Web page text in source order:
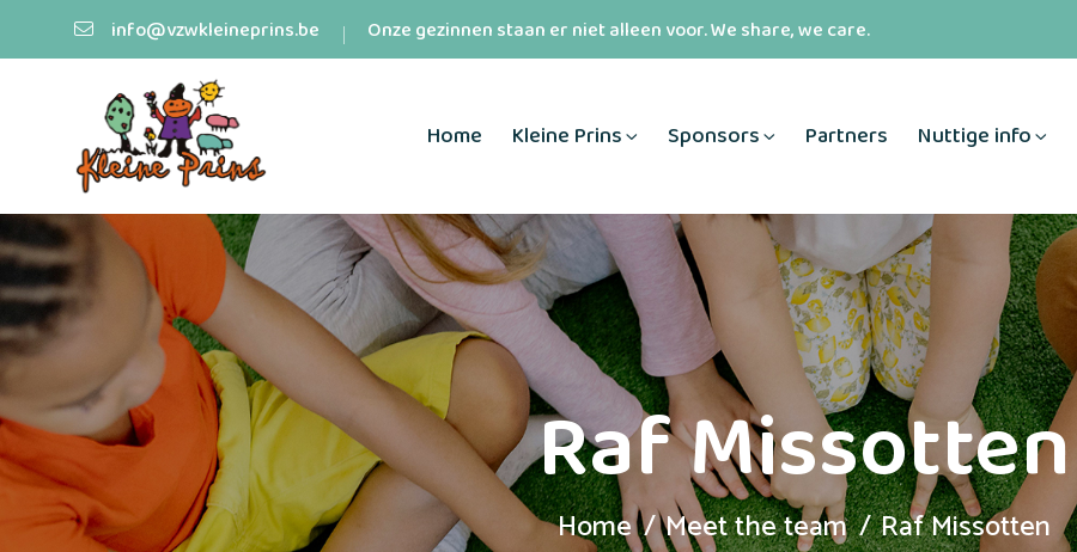
info@vzwkleineprins.be Onze gezinnen staan er niet alleen voor. We share, we care.
Home Kleine Prins Sponsors Partners Nuttige info
Raf Missotten
Home Meet the team Raf Missotten